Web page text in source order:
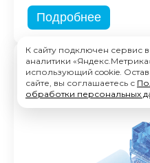
Подробнее
К сайту подключен сервис
аналитики
использующий cookie.
сайте, вы соглашаетесь с
обработки персональных